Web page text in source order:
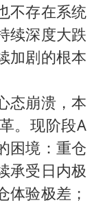
不存在系统
续深度大跌
加剧的根本
态崩溃，本
。现阶段A
困境：重仓
承受日内极
体验极差；